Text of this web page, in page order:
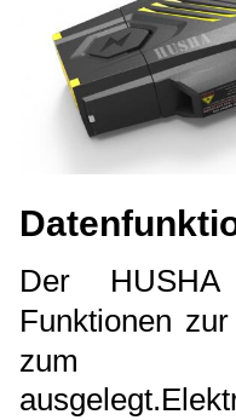
Der
Funktionen
zum
ausgelegt.